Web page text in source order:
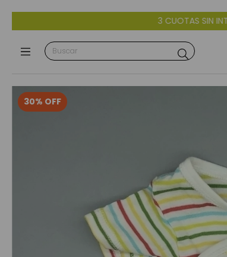
3 CUOTAS SIN INTERÉS DÉBITO Y
30% OFF